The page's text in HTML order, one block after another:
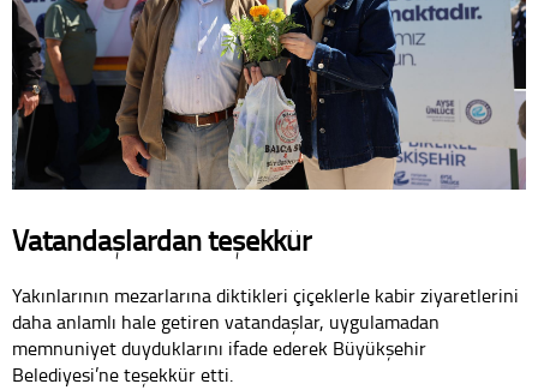
Vatandaşlardan teşekkür
Yakınlarının mezarlarına diktikleri çiçeklerle kabir ziyaretlerini
daha anlamlı hale getiren vatandaşlar, uygulamadan
memnuniyet duyduklarını ifade ederek Büyükşehir
Belediyesi’ne teşekkür etti.